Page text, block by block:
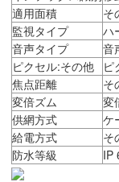
適用面積
そ
監視タイプ
ハ
音声タイプ
音
ピクセル:その他
ピ
焦点距離
そ
変倍ズム
変
供網方式
ケ
給電方式
そ
防水等級
IP